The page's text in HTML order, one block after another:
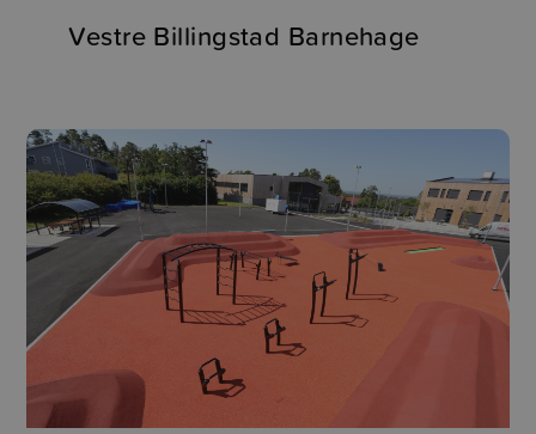
Vestre Billingstad Barnehage